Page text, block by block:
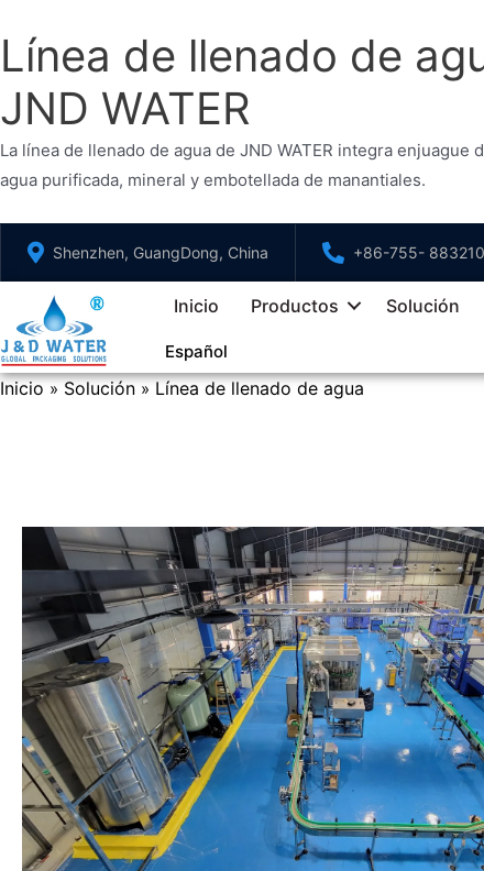
Línea de llenado de
JND WATER
La línea de llenado de agua de JND WATER integra
agua purificada, mineral y embotellada de manantiales.
Saltar
contenido
Shenzhen, GuangDong, China +86-755-
Inicio Productos Solución
Español
Inicio » Solución » Línea de llenado de agua